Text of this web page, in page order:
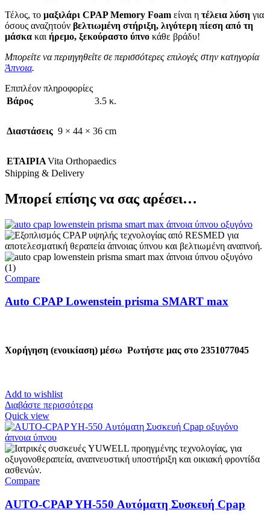
Τέλος, το μαξιλάρι CPAP Memory Foam είναι η τέλεια λύση για
όσους αναζητούν βελτιωμένη στήριξη, λιγότερη πίεση από τη
μάσκα και ήρεμο, ξεκούραστο ύπνο κάθε βράδυ!
Μπορείτε να περιηγηθείτε σε περισσότερες επιλογές στην κατηγορία
Άπνοια.
Επιπλέον πληροφορίες
Βάρος
3.5 κ.
Διαστάσεις 9 × 44 × 36 cm
ΕΤΑΙΡΙΑVita Orthopaedics
Shipping & Delivery
Μπορεί επίσης να σας αρέσει…
Compare
Auto CPAP Lowenstein prisma SMART max
Χορήγηση (ενοικίαση) μέσω Ρωτήστε μας στο 2351077045
Add to wishlist
Διαβάστε περισσότερα
Quick view
Compare
AUTO-CPAP YH-550 Αυτόματη Συσκευή Cpap